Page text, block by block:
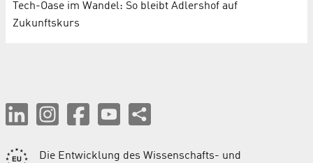
Tech-Oase im Wandel: So bleibt Adlershof auf
Zukunftskurs
Die Entwicklung des Wissenschafts- und